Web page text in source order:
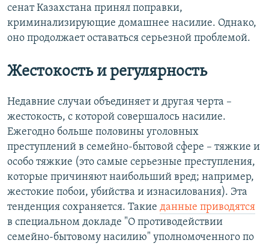
сенат Казахстана принял поправки,
криминализирующие домашнее насилие. Однако,
оно продолжает оставаться серьезной проблемой.
Жестокость и регулярность
Недавние случаи объединяет и другая черта –
жестокость, с которой совершалось насилие.
Ежегодно больше половины уголовных
преступлений в семейно-бытовой сфере – тяжкие и
особо тяжкие (это самые серьезные преступления,
которые причиняют наибольший вред; например,
жестокие побои, убийства и изнасилования). Эта
тенденция сохраняется. Такие данные приводятся
в специальном докладе "О противодействии
семейно-бытовому насилию" уполномоченного по